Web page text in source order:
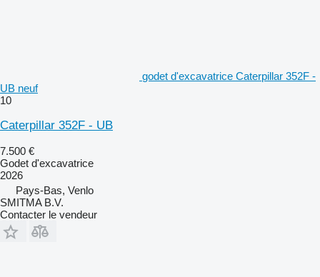
godet d'excavatrice Caterpillar 352F -
UB neuf
10
Caterpillar 352F - UB
7.500 €
Godet d'excavatrice
2026
Pays-Bas, Venlo
SMITMA B.V.
Contacter le vendeur